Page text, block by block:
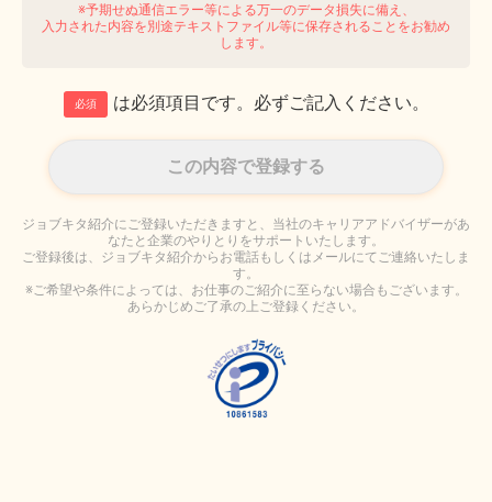
※予期せぬ通信エラー等による万一のデータ損失に備え、
入力された内容を別途テキストファイル等に保存されることをお勧め
します。
必須 は必須項目です。必ずご記入ください。
ジョブキタ紹介にご登録いただきますと、当社のキャリアアドバイザーがあ
なたと企業のやりとりをサポートいたします。
ご登録後は、ジョブキタ紹介からお電話もしくはメールにてご連絡いたしま
す。
※ご希望や条件によっては、お仕事のご紹介に至らない場合もございます。
あらかじめご了承の上ご登録ください。